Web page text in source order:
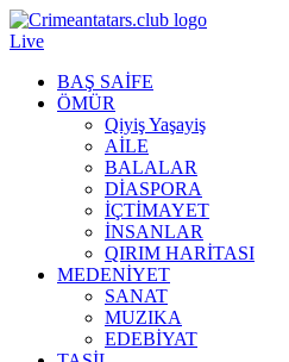
Live
BAŞ SAİFE
ÖMÜR
Qiyiş Yaşayiş
AİLE
BALALAR
DİASPORA
İÇTİMAYET
İNSANLAR
QIRIM HARİTASI
MEDENİYET
SANAT
MUZIKA
EDEBİYAT